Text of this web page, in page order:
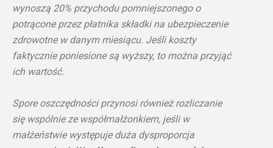
wynoszą 20% przychodu pomniejszonego o
potrącone przez płatnika składki na ubezpieczenie
zdrowotne w danym miesiącu. Jeśli koszty
faktycznie poniesione są wyższy, to można przyjąć
ich wartość.
Spore oszczędności przynosi również rozliczanie
się wspólnie ze współmałżonkiem, jeśli w
małżeństwie występuje duża dysproporcja